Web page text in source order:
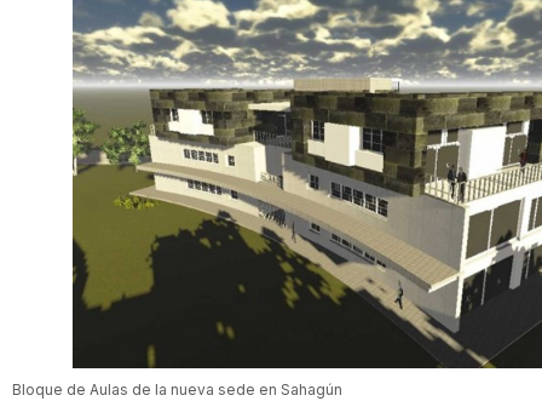
Bloque de Aulas de la nueva sede en Sahagún